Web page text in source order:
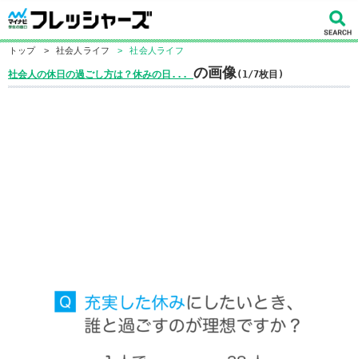
トップ > 社会人ライフ > 社会人ライフ
社会人の休日の過ごし方は？休みの日... の画像(1/7枚目)